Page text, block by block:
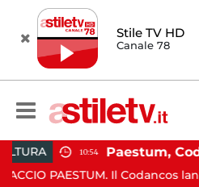
Stile TV HD
Canale 78
Il Codancos lancia un appello al